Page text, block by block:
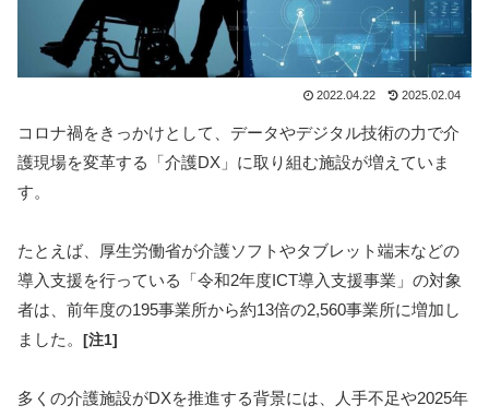
2022.04.22 2025.02.04
コロナ禍をきっかけとして、データやデジタル技術の力で介
護現場を変革する「介護DX」に取り組む施設が増えていま
す。
たとえば、厚生労働省が介護ソフトやタブレット端末などの
導入支援を行っている「令和2年度ICT導入支援事業」の対象
者は、前年度の195事業所から約13倍の2,560事業所に増加し
ました。 [注1]
多くの介護施設がDXを推進する背景には、人手不足や2025年